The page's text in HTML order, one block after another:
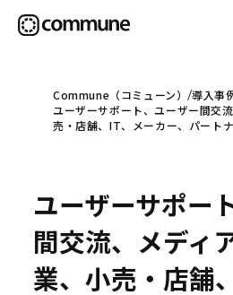
Communeについて
事例
Commune（コミューン）
導入事
ユーザーサポート、ユーザー間交
売・店舗、IT、メーカー、パート
ユーザーサポー
間交流、メディ
業、小売・店舗